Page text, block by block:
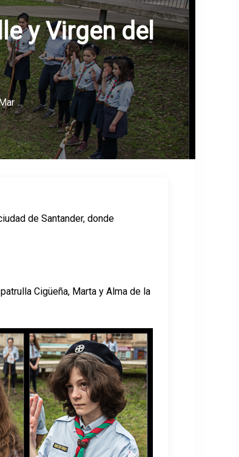
y Virgen del
de Santander, donde
Cigüeña, Marta y Alma de la